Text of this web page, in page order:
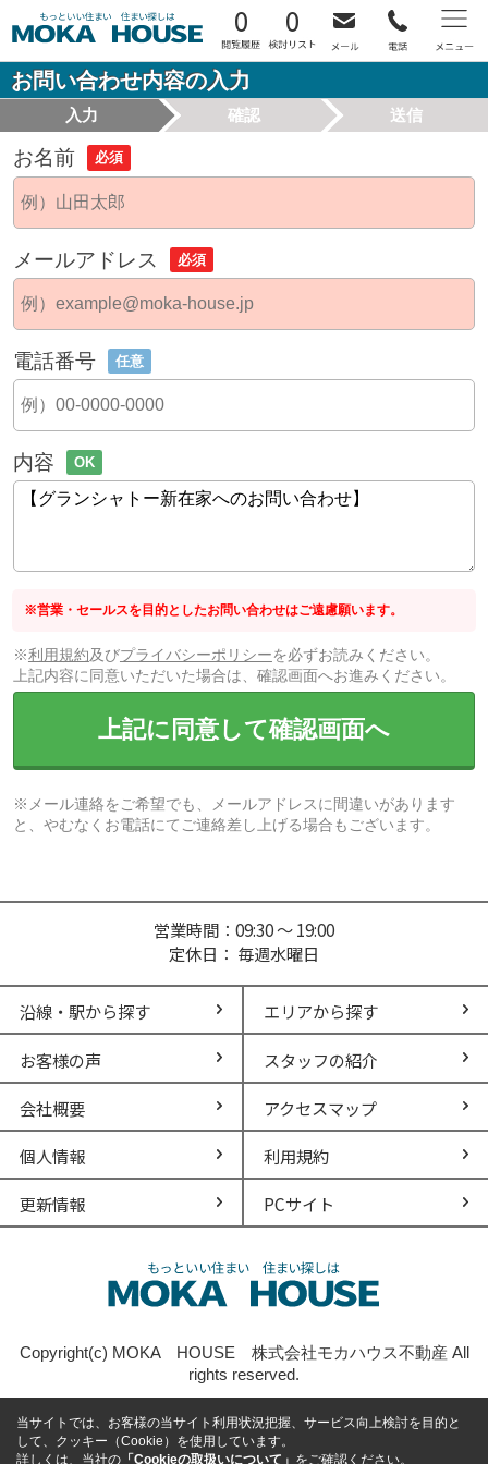
0 0
お問い合わせ内容の入力
入力 確認 送信
お名前 必須
メールアドレス 必須
電話番号 任意
内容 OK
※営業・セールスを目的としたお問い合わせはご遠慮願います。
※利用規約及びプライバシーポリシーを必ずお読みください。
上記内容に同意いただいた場合は、確認画面へお進みください。
上記に同意して確認画面へ
※メール連絡をご希望でも、メールアドレスに間違いがあります
と、やむなくお電話にてご連絡差し上げる場合もございます。
営業時間：09:30 ～ 19:00
定休日： 毎週水曜日
沿線・駅から探す エリアから探す
お客様の声 スタッフの紹介
会社概要 アクセスマップ
個人情報 利用規約
更新情報 PCサイト
Copyright(c) MOKA HOUSE 株式会社モカハウス不動産 All
rights reserved.
当サイトでは、お客様の当サイト利用状況把握、サービス向上検討を目的と
して、クッキー（Cookie）を使用しています。
詳しくは、当社の 「Cookieの取扱いについて」 をご確認ください。